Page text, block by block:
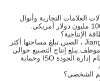
العلامات التجارية وأنوال
يقع مصنعنا في مدينة Wuxi بمقاطعة Jiangsu ، الصين.تبلغ مساحتها أكثر
400 فدان ويعمل بها أكثر من 3500 موظف.يبلغ إنتاج التصنيع حوالي
100000 قطعة في الشهر.يتبع مصنعنا نظام إدارة الجودة ISO وحماية